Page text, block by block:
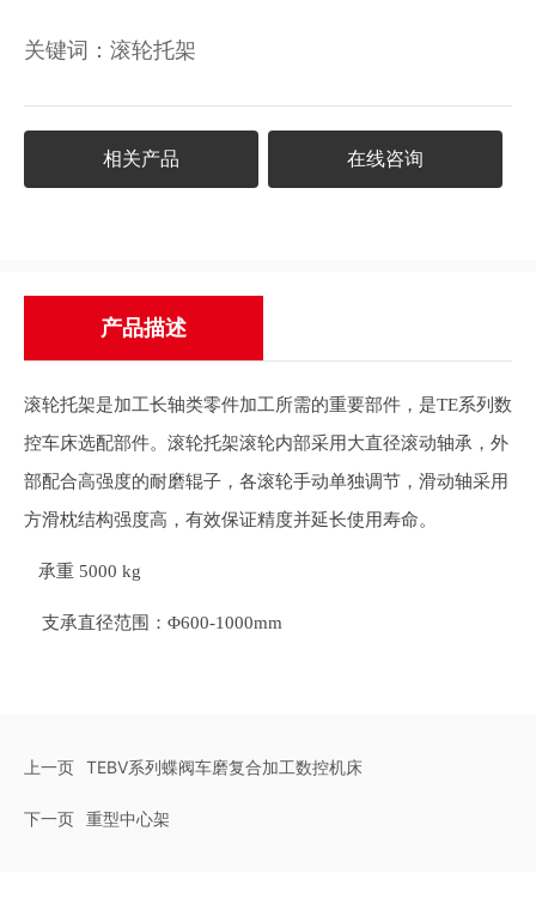
关键词： 滚轮托架
相关产品 在线咨询
产品描述
滚轮托架是加工长轴类零件加工所需的重要部件，是TE系列数
控车床选配部件。滚轮托架滚轮内部采用大直径滚动轴承，外
部配合高强度的耐磨辊子，各滚轮手动单独调节，滑动轴采用
方滑枕结构强度高，有效保证精度并延长使用寿命。
承重 5000 kg
支承直径范围： Φ600-1000mm
上一页 TEBV系列蝶阀车磨复合加工数控机床
下一页 重型中心架